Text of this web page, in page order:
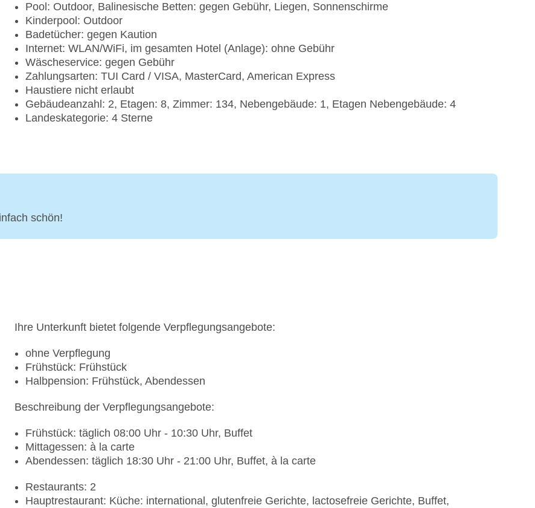
Pool: Outdoor, Balinesische Betten: gegen Gebühr, Liegen, Sonnenschirme
Kinderpool: Outdoor
Badetücher: gegen Kaution
Internet: WLAN/WiFi, im gesamten Hotel (Anlage): ohne Gebühr
Wäscheservice: gegen Gebühr
Zahlungsarten: TUI Card / VISA, MasterCard, American Express
Haustiere nicht erlaubt
Gebäudeanzahl: 2, Etagen: 8, Zimmer: 134, Nebengebäude: 1, Etagen Nebengebäude: 4
Landeskategorie: 4 Sterne
schön!
Ihre Unterkunft bietet folgende Verpflegungsangebote:
ohne Verpflegung
Frühstück: Frühstück
Halbpension: Frühstück, Abendessen
Beschreibung der Verpflegungsangebote:
Frühstück: täglich 08:00 Uhr - 10:30 Uhr, Buffet
Mittagessen: à la carte
Abendessen: täglich 18:30 Uhr - 21:00 Uhr, Buffet, à la carte
Restaurants: 2
Hauptrestaurant: Küche: international, glutenfreie Gerichte, lactosefreie Gerichte, Buffet,